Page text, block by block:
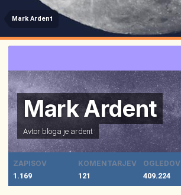
Mark Ardent
Mark Ardent
Avtor bloga je ardent
ZAPISOV
1.169
KOMENTARJEV
121
OGLEDOV
409.224